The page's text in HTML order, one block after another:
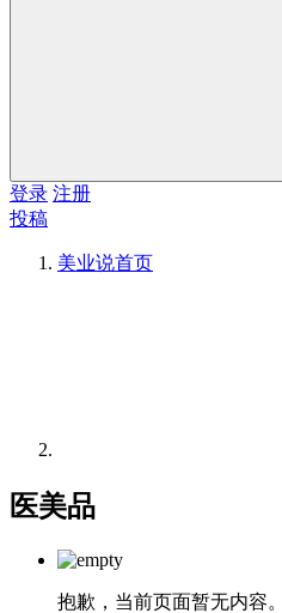
登录 注册
投稿
美业说首页
医美品
抱歉，当前页面暂无内容。